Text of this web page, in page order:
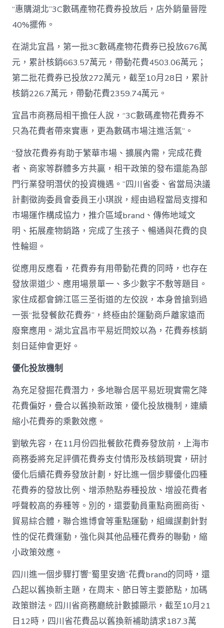
“惠購湖北”3C數碼產物花費券投放后，店外銷量晉陞
40%擺佈。
在湖北宜昌，第一批3C數碼產物花費券已投放676萬
元，累計核銷663.57萬元，帶動花費4503.06萬元；
第二批花費券已投放272萬元，截至10月28日，累計
核銷226.7萬元，帶動花費2359.74萬元。
宜昌市商務局相干擔任人說，“3C數碼產物花費券不
只為花費者帶來實惠，更為數碼市場注進活氣”。
“發放花費券有助于繁華市場、擴展內需，完成花費
者、商家等群體多方共贏，相干政策的發布還能為部
門行業發明潛伏的投資機遇。”四川省委、省當局決議
計劃徵詢委員會委員王小琪說，經由過程當局支撐和
市場運作構成協力，推介區域brand、傳佈地域文
明、拓展產物銷路，完成了生孩子、暢通與花費的良
性輪迴。
從應用反應看，花費券有用帶動花費的同時，也存在
發放渠道少、應用場景單一、多少數字不敷等題目。
家住成都會錦江區三圣街道的左佼說，本身曾搶到過
一張“批發餐飲花費券”，終極由於運動商戶離家遠而
廢棄應用。湖北宜昌市平易近閆姣以為，花費券核銷
刻日延伸會更好。
優化投放機制
為充足發掘花費潛力，多地聯合居平易近現實需乞降
花費偏好，疊合以舊換新政策，優化投放機制，連續
縮小花費券的乘數效應。
劉敏先容，在11月份四批餐飲花費券發放前，上海市
商務委將充足評價花費券支付情形及核銷現實，研討
優化后續花費券發放計劃，好比進一個步驟優化四種
花費券的發放比例、增添熱點券種投放、增設花費者
呼聲較高的券種等。別的，還要動員重點商圈商街、
貿易綜合體，聯合進博會等重點運動，組織謀劃針對
性的促花費運動，強化與其他品種花費券的聯動，縮
小政策效應。
四川進一個步驟打響“蜀里安適”花費brand的同時，還
凸起以舊換新主題，在周末、節日等主要節點，加碼
政策辦法。四川省商務廳統計數據顯示，截至10月21
日12時，四川省花費品以舊換新補助請求187.3萬